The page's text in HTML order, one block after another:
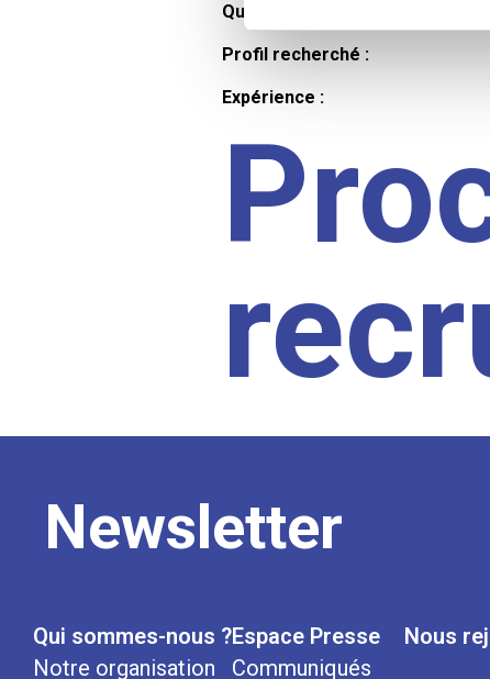
Qualifications et diplômes :
Profil recherché :
Expérience :
Newsletter
Qui sommes-nous ?
Notre organisation
Espace Presse
Communiqués
Nous